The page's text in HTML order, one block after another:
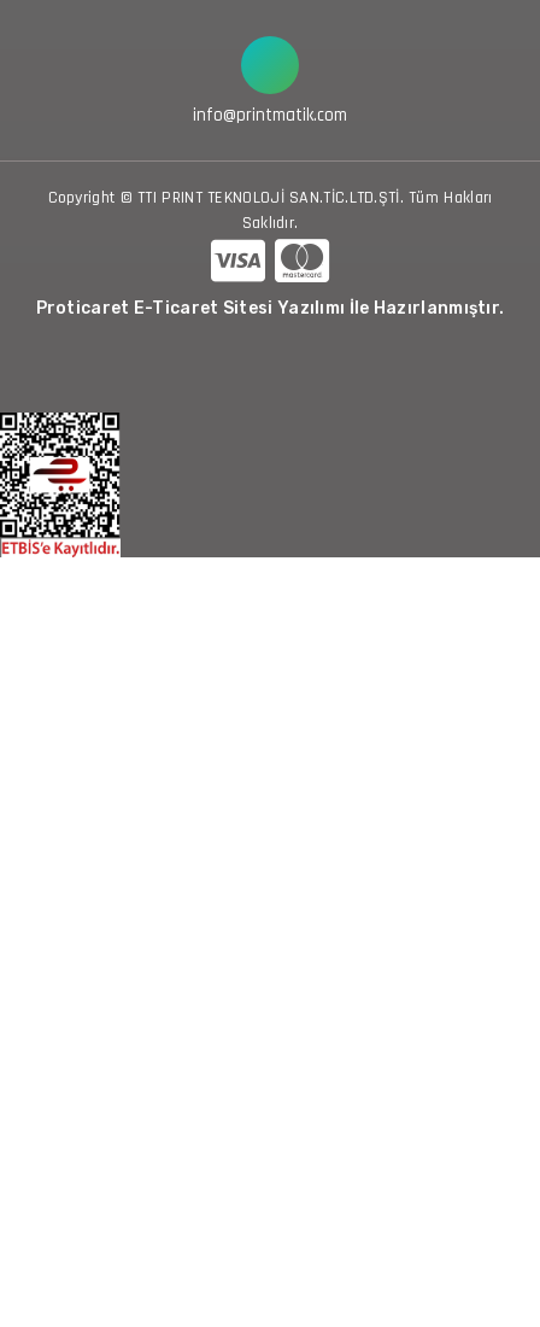
info@printmatik.com
Copyright © TTI PRINT TEKNOLOJİ SAN.TİC.LTD.ŞTİ. Tüm Hakları
Saklıdır.
Proticaret E-Ticaret Sitesi Yazılımı İle Hazırlanmıştır.